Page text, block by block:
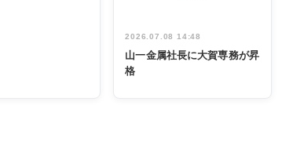
2026.07.08 14:48
山一金属社長に大賀専務が昇
格